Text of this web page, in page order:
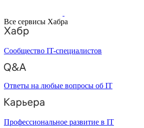
Все сервисы Хабра
Сообщество IT-специалистов
Ответы на любые вопросы об IT
Профессиональное развитие в IT